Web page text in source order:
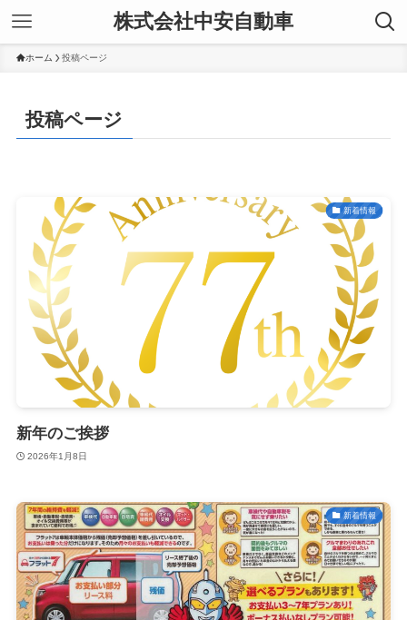
株式会社中安自動車
ホーム 投稿ページ
投稿ページ
新着情報
新年のご挨拶
2026年1月8日
新着情報